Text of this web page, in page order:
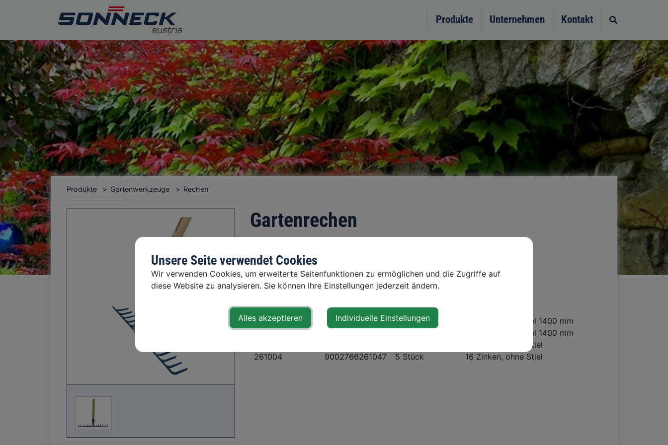
Produkte Unternehmen Kontakt
Produkte Gartenwerkzeuge Rechen
Gartenrechen
zum Shop
Art. Nr. EAN-Barcode VE
261103
9002766261139 5 Stück
14 Zinken, mit Stiel 1400 mm
261104
16 Zinken, mit Stiel 1400 mm
14 Zinken, ohne Stiel
261004
9002766261047 5 Stück 16 Zinken, ohne Stiel
Unsere Seite verwendet Cookies
Wir verwenden Cookies, um erweiterte Seitenfunktionen zu ermöglichen und die Zugriffe auf
diese Website zu analysieren. Sie können Ihre Einstellungen jederzeit ändern.
Alles akzeptieren Individuelle Einstellungen